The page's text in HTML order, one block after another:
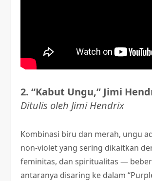
2. “Kabut Ungu,” Jimi
Ditulis oleh Jimi Hendrix
Kombinasi biru dan merah, ungu
non-violet yang sering dikaitkan
feminitas, dan spiritualitas —
antaranya disaring ke dalam